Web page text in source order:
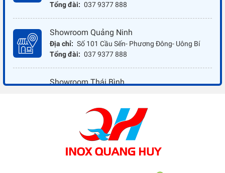
Tổng đài: 037 9377 888
Showroom Quảng Ninh
Địa chỉ: Số 101 Cầu Sến- Phương Đông- Uông Bí
Tổng đài: 037 9377 888
Showroom Thái Bình
037 9377 888
Showroom Đồng Nai
Địa chỉ: 1066 - QL 51 Tổ 3- Ấp Đồng- Phước Tân-